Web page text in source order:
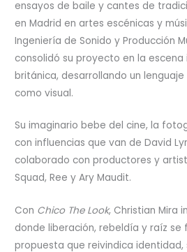
ensayos de baile y cantes de
en Madrid en artes escénicas y
Ingeniería de Sonido y Producción
consolidó su proyecto en la
británica, desarrollando un
como visual.
Su imaginario bebe del cine, la
con influencias que van de David
colaborado con productores y
Squad, Ree y Ary Maudit.
Con Chico The Look, Christian Mira
donde liberación, rebeldía y raíz se
propuesta que reivindica identidad,